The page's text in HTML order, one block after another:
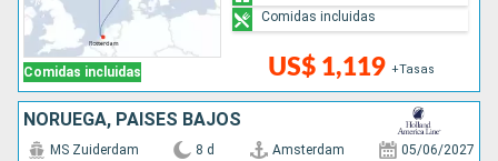
Comidas incluidas US$ 1,119 +Tasas
Comidas incluidas
NORUEGA, PAISES BAJOS
MS Zuiderdam 8 d Amsterdam 05/06/2027